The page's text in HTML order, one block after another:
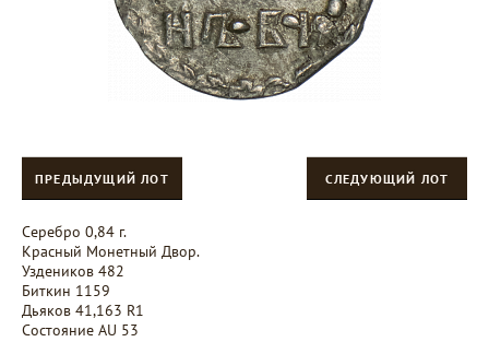
ПРЕДЫДУЩИЙ ЛОТ СЛЕДУЮЩИЙ ЛОТ
Серебро 0,84 г.
Красный Монетный Двор.
Уздеников 482
Биткин 1159
Дьяков 41,163 R1
Состояние AU 53